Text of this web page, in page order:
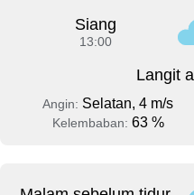
Siang
13:00
Langit
Angin: Selatan, 4 m/s
Kelembaban: 63 %